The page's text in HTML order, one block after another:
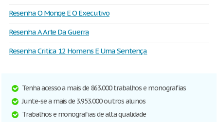
Resenha O Monge E O Executivo
Resenha A Arte Da Guerra
Resenha Critica 12 Homens E Uma Sentença
Tenha acesso a mais de 863.000 trabalhos e monografias
Junte-se a mais de 3.953.000 outros alunos
Trabalhos e monografias de alta qualidade